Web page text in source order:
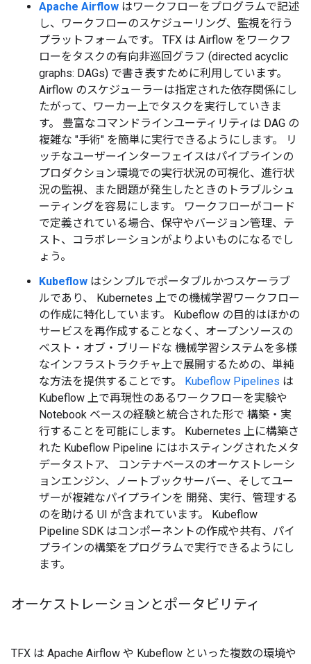
Apache Airflow はワークフローをプログラムで記述
し、ワークフローのスケジューリング、監視を行う
プラットフォームです。 TFX は Airflow をワークフ
ローをタスクの有向非巡回グラフ (directed acyclic
graphs: DAGs) で書き表すために利用しています。
Airflow のスケジューラーは指定された依存関係にし
たがって、ワーカー上でタスクを実行していきま
す。 豊富なコマンドラインユーティリティは DAG の
複雑な "手術" を簡単に実行できるようにします。 リ
ッチなユーザーインターフェイスはパイプラインの
プロダクション環境での実行状況の可視化、進行状
況の監視、また問題が発生したときのトラブルシュ
ーティングを容易にします。 ワークフローがコード
で定義されている場合、保守やバージョン管理、テ
スト、コラボレーションがよりよいものになるでし
ょう。
Kubeflow はシンプルでポータブルかつスケーラブ
ルであり、 Kubernetes 上での機械学習ワークフロー
の作成に特化しています。 Kubeflow の目的はほかの
サービスを再作成することなく、オープンソースの
ベスト・オブ・ブリードな 機械学習システムを多様
なインフラストラクチャ上で展開するための、単純
な方法を提供することです。 Kubeflow Pipelines は
Kubeflow 上で再現性のあるワークフローを実験や
Notebook ベースの経験と統合された形で 構築・実
行することを可能にします。 Kubernetes 上に構築さ
れた Kubeflow Pipeline にはホスティングされたメタ
データストア、 コンテナベースのオーケストレーシ
ョンエンジン、ノートブックサーバー、そしてユー
ザーが複雑なパイプラインを 開発、実行、管理する
のを助ける UI が含まれています。 Kubeflow
Pipeline SDK はコンポーネントの作成や共有、パイ
プラインの構築をプログラムで実行できるようにし
ます。
オーケストレーションとポータビリティ
TFX は Apache Airflow や Kubeflow といった複数の環境や